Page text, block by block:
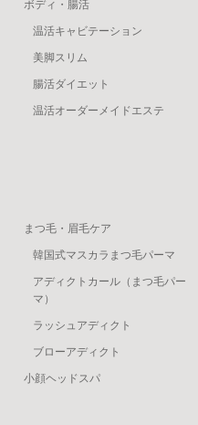
ボディ・腸活
温活キャビテーション
美脚スリム
腸活ダイエット
温活オーダーメイドエステ
まつ毛・眉毛ケア
韓国式マスカラまつ毛パーマ
アディクトカール（まつ毛パー
マ）
ラッシュアディクト
ブローアディクト
小顔ヘッドスパ